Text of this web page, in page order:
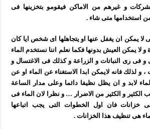
و غيرهم من الاماكن فيقومو بتخزينها فى
استخدامها متى شاء .
لا يمكن ان يغفل عنها او يتجاهلها اى شخص ايا كان
لا يمكن العيش بدونها فكما نعلم اننا نستخدم الماء
رى النباتات و الزراعة و كذلك فى الاغتسال و
، و لذلك فانه لايمكن ابدا الاستغناء عن الماء او عن
لابد و ان يظل نظيفا دائما وعلى مدار الساعة
و الكثير من الاضرار … و نظرا لان الماء فى
خزانات فان اول الخطوات التى يجب اتباعها
هى تنظيف هذا الخزانات .